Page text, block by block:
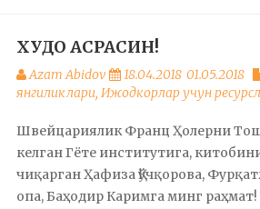
ХУДО АСРАСИН!
Azam Abidov 18.04.2018 01.05.2018
янгиликлари, Ижодкорлар учун
Швейцариялик Франц Ҳолерни
келган Гёте институтига,
чиқарган Ҳафиза Қўчқорова,
опа, Баҳодир Каримга минг раҳмат!